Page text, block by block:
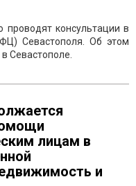
проводят консультации в
Севастополя. Об этом
Севастополе.
лицам в
и